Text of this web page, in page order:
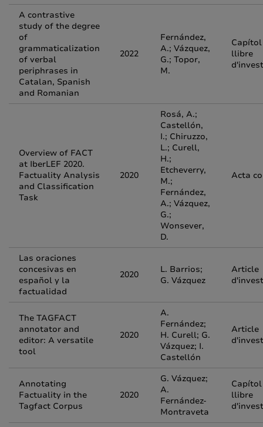
A contrastive
study of the degree
of
grammaticalization
of verbal
periphrases in
Catalan, Spanish
and Romanian
2022
Fernández,
A.; Vázquez,
G.; Topor,
M.
llibre
Overview of FACT
at IberLEF 2020.
Factuality Analysis
and Classification
Task
2020
Rosá, A.;
Castellón,
I.; Chiruzzo,
L.; Curell,
H.;
Etcheverry,
M.;
Fernández,
A.; Vázquez,
G.;
Wonsever,
D.
Acta
Las oraciones
concesivas en
español y la
factualidad
2020
L. Barrios;
G. Vázquez
Article
The TAGFACT
annotator and
editor: A versatile
tool
2020
A.
Fernández;
H. Curell; G.
Vázquez; I.
Castellón
Article
Annotating
Factuality in the
Tagfact Corpus
2020
G. Vázquez;
A.
Fernández-
Montraveta
llibre